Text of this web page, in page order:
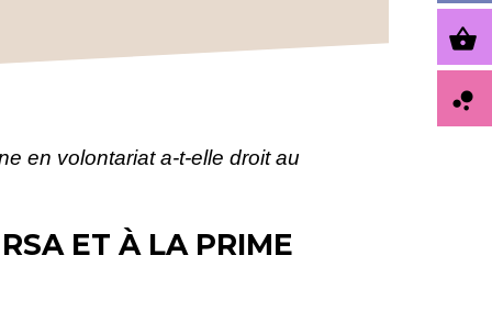
en volontariat a-t-elle droit au
ET À LA PRIME
shopping_basket
bubble_chart